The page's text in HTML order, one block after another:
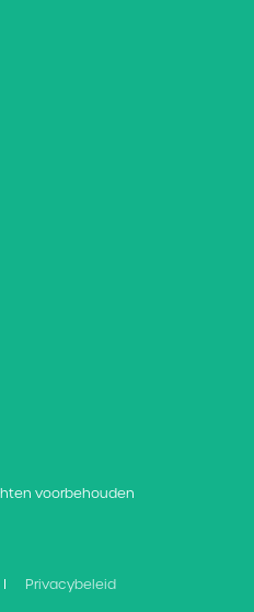
voorbehouden
Privacybeleid